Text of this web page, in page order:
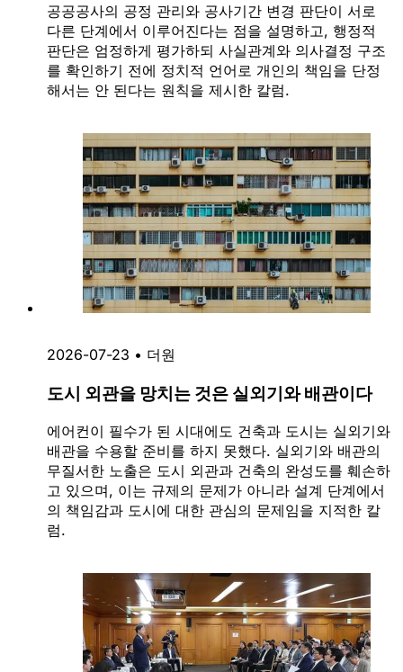
공공공사의 공정 관리와 공사기간 변경 판단이 서로
다른 단계에서 이루어진다는 점을 설명하고, 행정적
판단은 엄정하게 평가하되 사실관계와 의사결정 구조
를 확인하기 전에 정치적 언어로 개인의 책임을 단정
해서는 안 된다는 원칙을 제시한 칼럼.
2026-07-23 • 더원
도시 외관을 망치는 것은 실외기와 배관이다
에어컨이 필수가 된 시대에도 건축과 도시는 실외기와
배관을 수용할 준비를 하지 못했다. 실외기와 배관의
무질서한 노출은 도시 외관과 건축의 완성도를 훼손하
고 있으며, 이는 규제의 문제가 아니라 설계 단계에서
의 책임감과 도시에 대한 관심의 문제임을 지적한 칼
럼.